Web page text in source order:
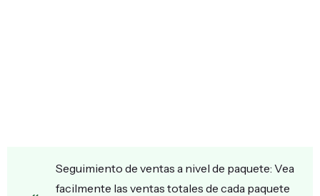
Seguimiento de ventas a nivel de paquete: Vea
facilmente las ventas totales de cada paquete